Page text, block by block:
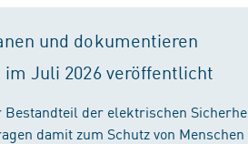
und dokumentieren
im Juli 2026 veröffentlicht
der elektrischen
damit zum Schutz von